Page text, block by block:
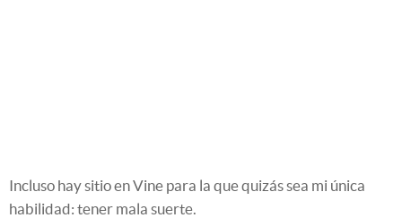
Incluso hay sitio en Vine para la que quizás sea mi única
habilidad: tener mala suerte.